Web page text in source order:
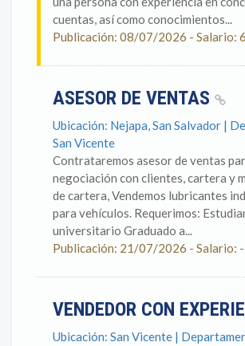
cuentas, así como conocimientos...
Publicación: 08/07/2026 - Salario:
ASESOR DE VENTAS
Ubicación: Nejapa, San Salvador |
San Vicente
Contrataremos asesor de ventas
negociación con clientes, cartera y
de cartera, Vendemos lubricantes
para vehículos. Requerimos:
universitario Graduado a...
Publicación: 21/07/2026 - Salario:
VENDEDOR CON
Ubicación: San Vicente |